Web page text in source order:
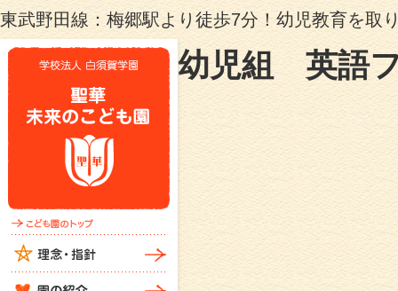
東武野田線：梅郷駅より徒歩7分！幼児教育を取
幼児組 英語